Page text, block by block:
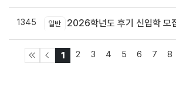
1345 일반 2026학년도 후기 신입학 모
1 2 3 4 5 6 7 8